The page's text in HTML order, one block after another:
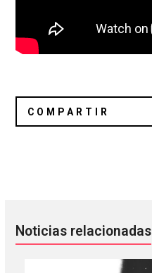
Noticias relacionadas